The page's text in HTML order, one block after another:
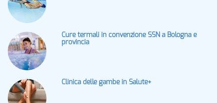
Cure termali in convenzione SSN a Bologna e
provincia
Clinica delle gambe in Salute+